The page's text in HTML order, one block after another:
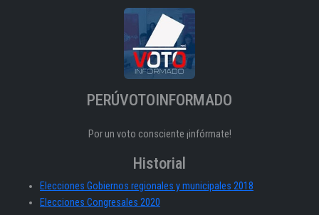
PERÚVOTOINFORMADO
Por un voto consciente ¡infórmate!
Historial
Elecciones Gobiernos regionales y municipales 2018
Elecciones Congresales 2020